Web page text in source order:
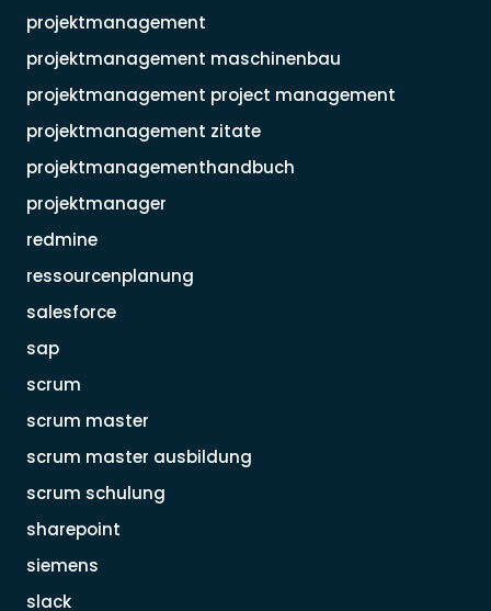
projektmanagement
projektmanagement maschinenbau
projektmanagement project management
projektmanagement zitate
projektmanagementhandbuch
projektmanager
redmine
ressourcenplanung
salesforce
sap
scrum
scrum master
scrum master ausbildung
scrum schulung
sharepoint
siemens
slack